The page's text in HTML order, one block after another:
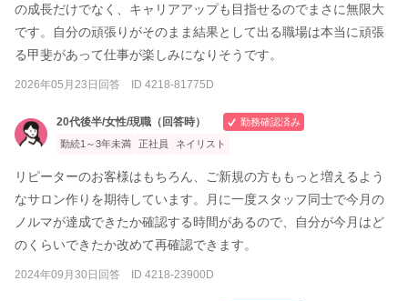
の成長だけでなく、キャリアアップも目指せるのでまさに無限大
です。自分の頑張りがそのまま結果として出る職場は本当に頑張
る甲斐があって仕事が楽しみになりそうです。
2026年05月23日回答 ID 4218-81775D
20代後半/女性/現職（回答時）
勤務確認済み
勤続1～3年未満
正社員 ネイリスト
リピーターのお客様はもちろん、ご新規の方ももっと増えるよう
なサロン作りを期待しています。月に一度スタッフ同士で今月の
ノルマが達成できたか確認する時間があるので、自分が今月はど
のくらいできたか改めて再確認できます。
2024年09月30日回答 ID 4218-23900D